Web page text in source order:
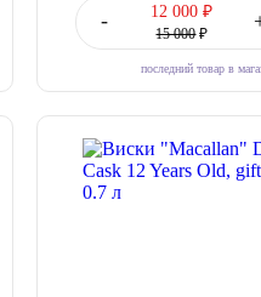
- 12 000 ₽
15 000₽
последний товар в